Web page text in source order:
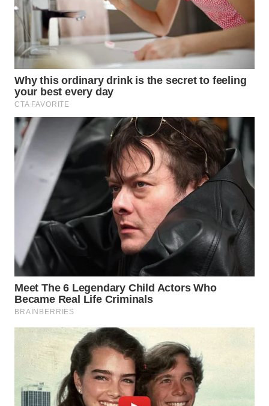
WN
MAJALENGKA
WN
SUBANG
WN
SUKABUMI
WN
PURWAKARTA
WN
PRIANGAN
TIMUR
WN
SEMARANG
WN
SOLO
BOROBUDUR
WN
MADURA